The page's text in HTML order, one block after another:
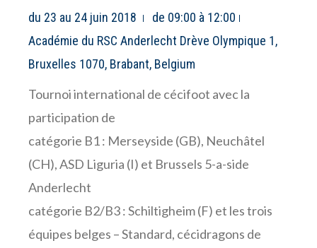
du 23 au 24 juin 2018
de 09:00 à 12:00
Académie du RSC Anderlecht Drève Olympique 1,
Bruxelles 1070, Brabant, Belgium
Tournoi international de cécifoot avec la
participation de
catégorie B1 : Merseyside (GB), Neuchâtel
(CH), ASD Liguria (I) et Brussels 5-a-side
Anderlecht
catégorie B2/B3 : Schiltigheim (F) et les trois
équipes belges – Standard, cécidragons de